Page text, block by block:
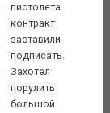
пистолета
контракт
заставили
подписать.
Захотел
порулить
большой